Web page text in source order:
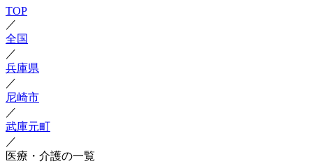
TOP
／
全国
／
兵庫県
／
尼崎市
／
武庫元町
／
医療・介護の一覧